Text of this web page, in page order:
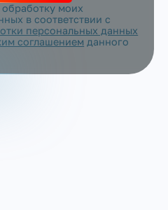
моих
в соответствии с
персональных данных
соглашением данного